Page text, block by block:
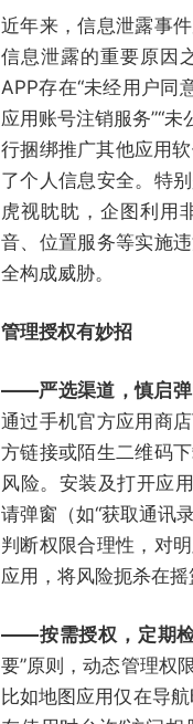
近年来，信息泄露事
信息泄露的重要原因
APP存在“未经用户同
应用账号注销服务”“
行捆绑推广其他应用
了个人信息安全。特
虎视眈眈，企图利用
音、位置服务等实施
全构成威胁。
管理授权有妙招
——严选渠道，慎启弹
通过手机官方应用商
方链接或陌生二维码
风险。安装及打开应
请弹窗（如“获取通讯
判断权限合理性，对
应用，将风险扼杀在摇
——按需授权，定期检
要”原则，动态管理权
比如地图应用仅在导